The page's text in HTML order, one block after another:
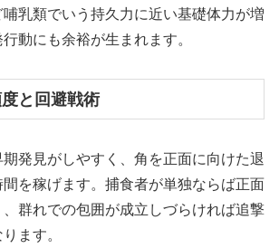
乳類でいう持久力に近い基礎体力が増
動にも余裕が生まれます。
と回避戦術
発見がしやすく、角を正面に向けた退
を稼げます。捕食者が単独ならば正面
群れでの包囲が成立しづらければ追撃
ます。